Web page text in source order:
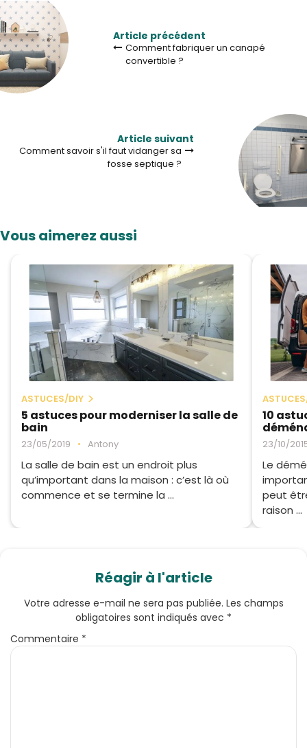
Article précédent
Comment fabriquer un canapé
convertible ?
Article suivant
Comment savoir s'il faut vidanger sa
fosse septique ?
Vous aimerez aussi
ASTUCES/DIY
5 astuces pour moderniser la salle de
bain
23/05/2019 • Antony
La salle de bain est un endroit plus
qu’important dans la maison : c’est là où
commence et se termine la ...
10
23/10/
Le
peut
raison ...
Réagir à l'article
Votre adresse e-mail ne sera pas publiée. Les champs
obligatoires sont indiqués avec *
Commentaire *